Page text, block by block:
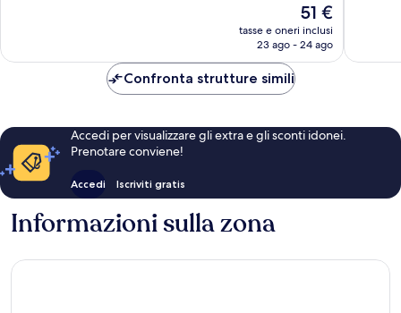
Il
prezzo
attuale
51 €
tasse e oneri inclusi
23 ago - 24 ago
Confronta strutture simili
Accedi per visualizzare gli extra e gli sconti idonei.
Prenotare conviene!
Accedi Iscriviti gratis
Informazioni sulla zona